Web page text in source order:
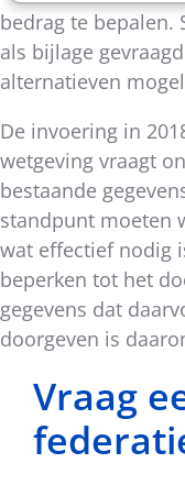
bedrag te
als bijlage
alternatieven
De invoering in
wetgeving vraagt
bestaande
standpunt moeten
wat effectief nodig
beperken tot het
gegevens dat
doorgeven is
Vraag